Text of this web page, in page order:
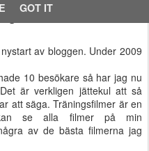
GOT IT 2009
av bloggen. Under 2009
10 besökare så har jag nu
är verkligen jättekul att så
att säga. Träningsfilmer är en
se alla filmer på min
av de bästa filmerna jag